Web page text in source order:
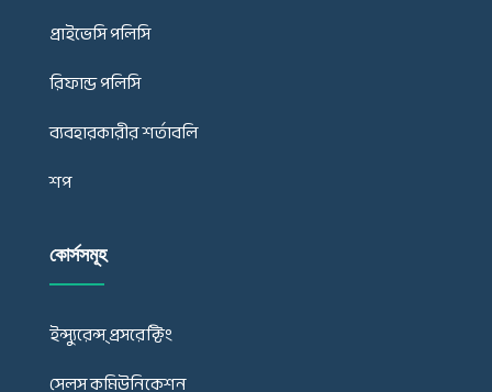
প্রাইভেসি পলিসি
রিফান্ড পলিসি
ব্যবহারকারীর শর্তাবলি
শপ
কোর্সসমূহ
ইন্স্যুরেন্স্ প্রসরেক্টিং
সেলস কমিউনিকেশন